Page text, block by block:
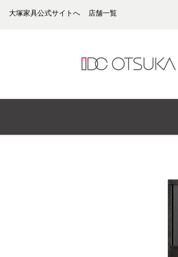
大塚家具公式サイトへ 店舗一覧